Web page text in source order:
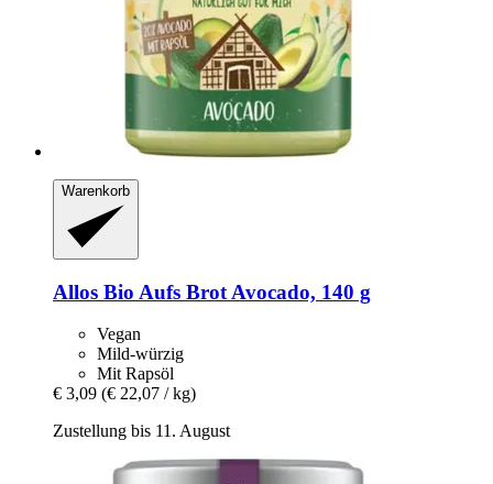
Warenkorb
Allos Bio Aufs Brot Avocado, 140 g
Vegan
Mild-würzig
Mit Rapsöl
€ 3,09 (€ 22,07 / kg)
Zustellung bis 11. August